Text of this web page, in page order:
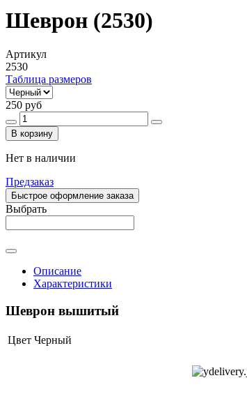
Шеврон (2530)
Артикул
2530
Таблица размеров
250 руб
В корзину
Нет в наличии
Предзаказ
Быстрое оформление заказа
Выбрать
Описание
Характеристики
Шеврон вышитый
Цвет Черный